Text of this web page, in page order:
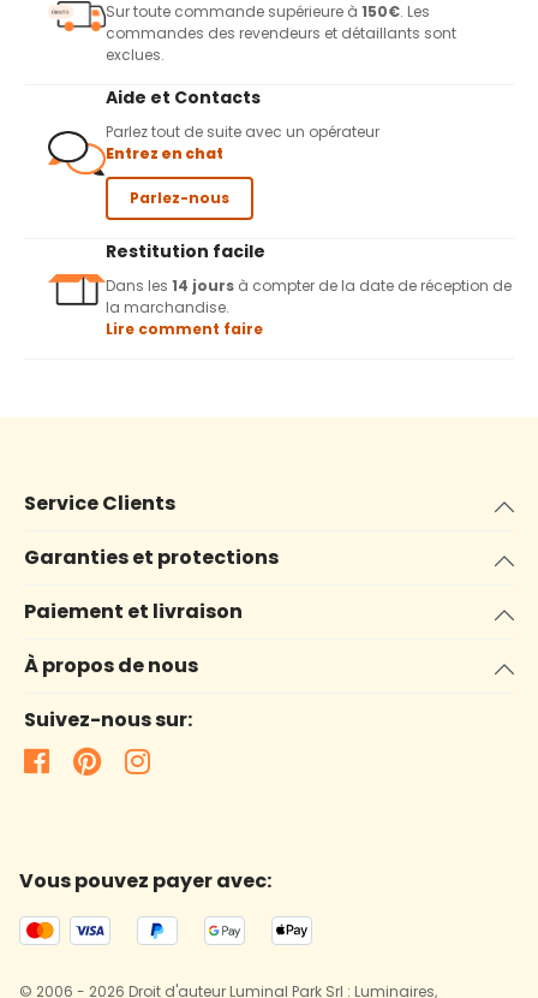
Sur toute commande supérieure à 150€. Les
commandes des revendeurs et détaillants sont
exclues.
Aide et Contacts
Parlez tout de suite avec un opérateur
Entrez en chat
Parlez-nous
Restitution facile
Dans les 14 jours à compter de la date de réception de
la marchandise.
Lire comment faire
Service Clients
Garanties et protections
Paiement et livraison
À propos de nous
Suivez-nous sur:
Vous pouvez payer avec:
© 2006 - 2026 Droit d'auteur Luminal Park Srl : Luminaires,